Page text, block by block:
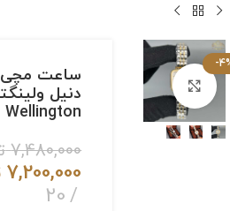
-
برای بزرگنمایی کلیک کنیدساعت مچی
Wellington
7,480,000
7,200,000
20